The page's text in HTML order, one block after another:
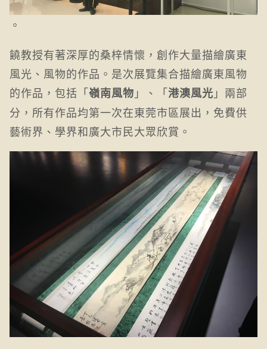
。
饒教授有著深厚的桑梓情懷，創作大量描繪廣東
風光、風物的作品。是次展覽集合描繪廣東風物
的作品，包括「嶺南風物 」、「港澳風光 」兩部
分，所有作品均第一次在東莞市區展出，免費供
藝術界、學界和廣大市民大眾欣賞。